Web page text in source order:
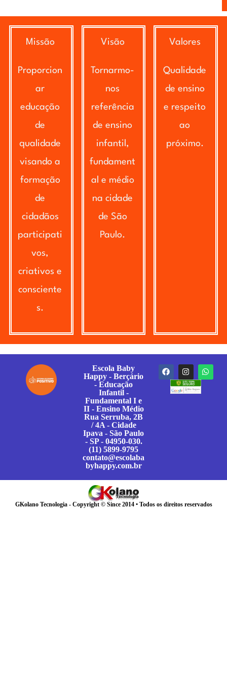
Missão
Proporcion
ar
educação
de
qualidade
visando a
formação
de
cidadãos
participati
vos,
criativos e
consciente
s.
Visão
Tornarmo-
nos
referência
de ensino
infantil,
fundament
al e médio
na cidade
de São
Paulo.
Valores
Qualidade
de ensino
e respeito
ao
próximo.
Escola Baby
Happy - Berçário
- Educação
Infantil -
Fundamental I e
II - Ensino Médio
Rua Serruba, 2B
/ 4A - Cidade
Ipava - São Paulo
- SP - 04950-030.
(11) 5899-9795
contato@escolaba
byhappy.com.br
GKolano Tecnologia - Copyright © Since 2014 • Todos os direitos reservados